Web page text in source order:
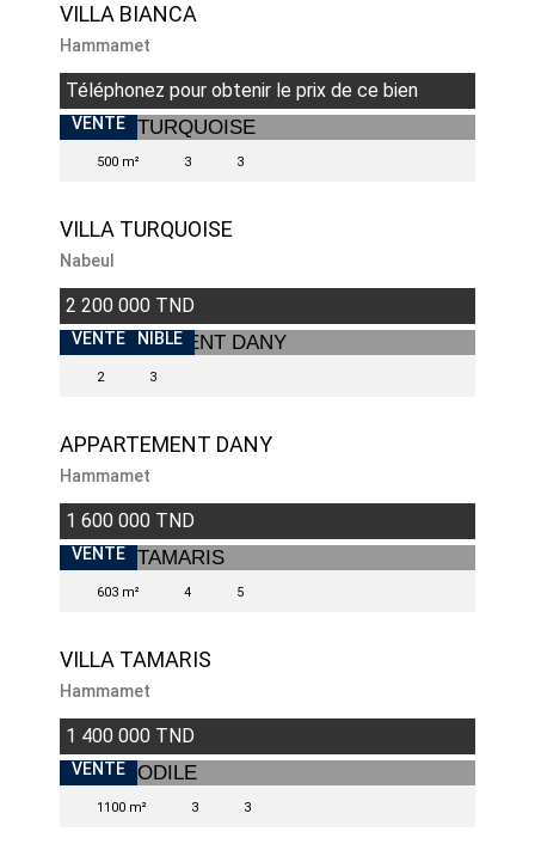
VILLA BIANCA
Hammamet
Téléphonez pour obtenir le prix de ce bien
BIENS EXCEPTIONNELS
VENTE
500 m² 3 3
VILLA TURQUOISE
Nabeul
2 200 000 TND
INDISPONIBLE
BIENS EXCEPTIONNELS
VENTE
2 3
APPARTEMENT DANY
Hammamet
1 600 000 TND
VENDU
BIENS EXCEPTIONNELS
VENTE
603 m² 4 5
VILLA TAMARIS
Hammamet
1 400 000 TND
BIENS EXCEPTIONNELS
VENTE
1100 m² 3 3